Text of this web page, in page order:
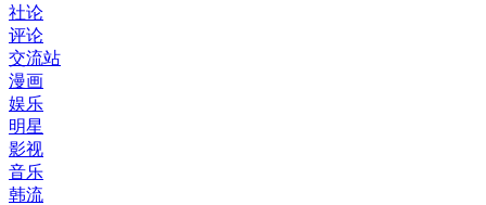
社论
评论
交流站
漫画
娱乐
明星
影视
音乐
韩流